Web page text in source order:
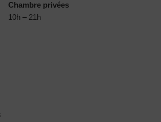
Chambre privées
10h – 21h